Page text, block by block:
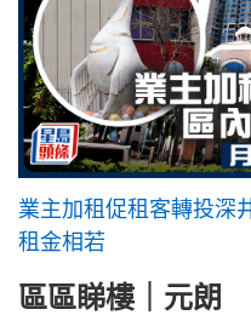
業主加租促租客轉投深
租金相若
區區睇樓｜元朗